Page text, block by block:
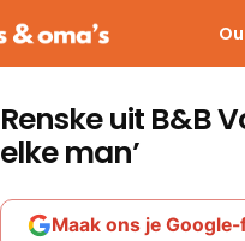
Renske uit B&B
elke man’
Maak ons je